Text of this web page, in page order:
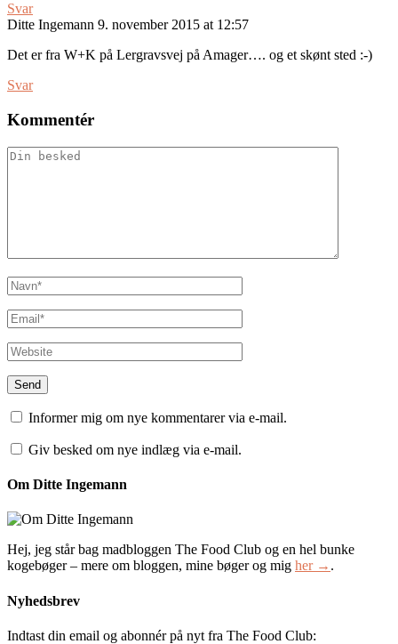
Svar
Ditte Ingemann 9. november 2015 at 12:57
Det er fra W+K på Lergravsvej på Amager…. og et skønt sted :-)
Svar
Kommentér
Informer mig om nye kommentarer via e-mail.
Giv besked om nye indlæg via e-mail.
Om Ditte Ingemann
Hej, jeg står bag madbloggen The Food Club og en hel bunke
kogebøger – mere om bloggen, mine bøger og mig her → .
Nyhedsbrev
Indtast din email og abonnér på nyt fra The Food Club: